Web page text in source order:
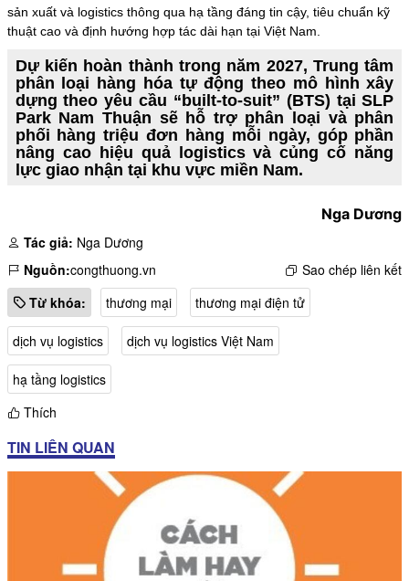
sản xuất và logistics thông qua hạ tầng đáng tin cậy, tiêu chuẩn kỹ
thuật cao và định hướng hợp tác dài hạn tại Việt Nam.
Dự kiến hoàn thành trong năm 2027, Trung tâm
phân loại hàng hóa tự động theo mô hình xây
dựng theo yêu cầu “built-to-suit” (BTS) tại SLP
Park Nam Thuận sẽ hỗ trợ phân loại và phân
phối hàng triệu đơn hàng mỗi ngày, góp phần
nâng cao hiệu quả logistics và củng cố năng
lực giao nhận tại khu vực miền Nam.
Nga Dương
Tác giả: Nga Dương
Nguồn:congthuong.vn
Sao chép liên kết
Từ khóa:
thương mại thương mại điện tử
dịch vụ logistics dịch vụ logistics Việt Nam
hạ tầng logistics
Thích
TIN LIÊN QUAN